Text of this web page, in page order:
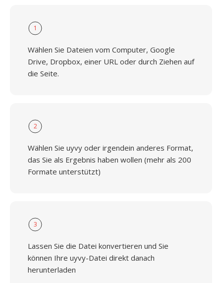
1
Wählen Sie Dateien vom Computer, Google
Drive, Dropbox, einer URL oder durch Ziehen auf
die Seite.
2
Wählen Sie uyvy oder irgendein anderes Format,
das Sie als Ergebnis haben wollen (mehr als 200
Formate unterstützt)
3
Lassen Sie die Datei konvertieren und Sie
können Ihre uyvy-Datei direkt danach
herunterladen